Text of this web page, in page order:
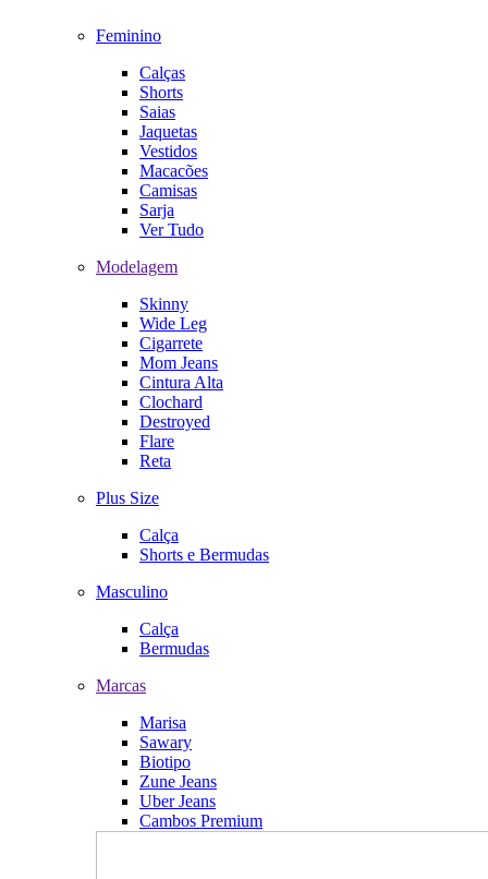
Feminino
Calças
Shorts
Saias
Jaquetas
Vestidos
Macacões
Camisas
Sarja
Ver Tudo
Modelagem
Skinny
Wide Leg
Cigarrete
Mom Jeans
Cintura Alta
Clochard
Destroyed
Flare
Reta
Plus Size
Calça
Shorts e Bermudas
Masculino
Calça
Bermudas
Marcas
Marisa
Sawary
Biotipo
Zune Jeans
Uber Jeans
Cambos Premium